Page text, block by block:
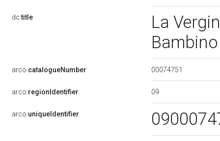
dc:title
La
arco:catalogueNumber 00074751
arco:regionIdentifier 09
arco:uniqueIdentifier